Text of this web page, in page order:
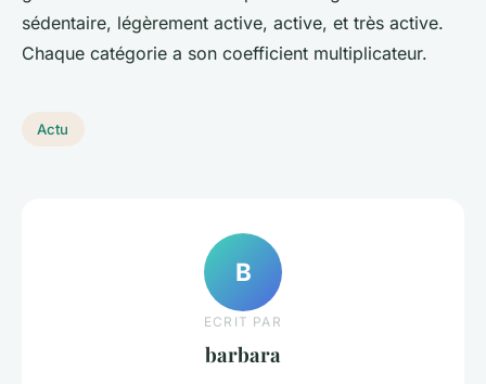
sédentaire, légèrement active, active, et très active.
Chaque catégorie a son coefficient multiplicateur.
Actu
B
ECRIT PAR
barbara